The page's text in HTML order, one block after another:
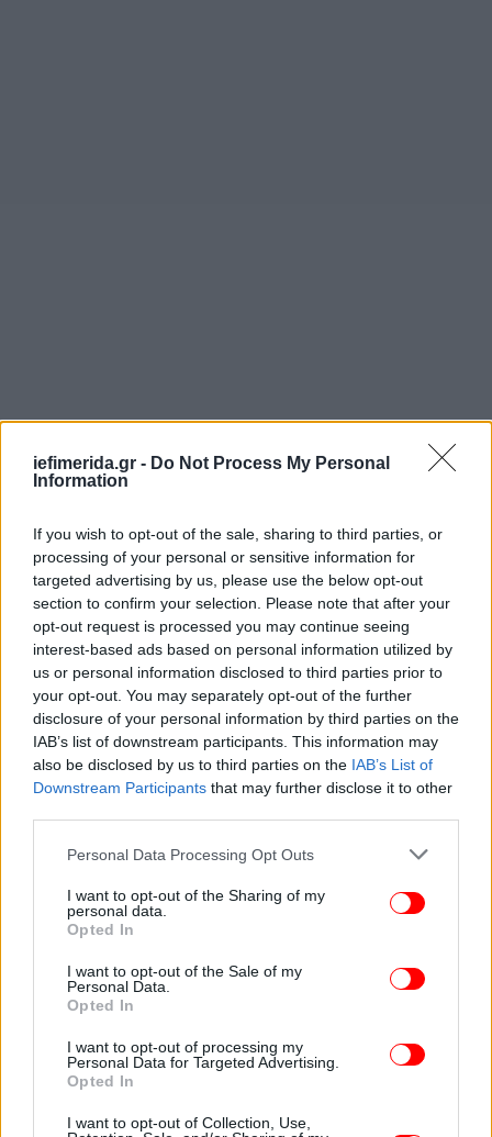
iefimerida.gr - Do Not Process My Personal
Information
If you wish to opt-out of the sale, sharing to third parties, or
processing of your personal or sensitive information for
targeted advertising by us, please use the below opt-out
section to confirm your selection. Please note that after your
opt-out request is processed you may continue seeing
interest-based ads based on personal information utilized by
us or personal information disclosed to third parties prior to
your opt-out. You may separately opt-out of the further
disclosure of your personal information by third parties on the
IAB’s list of downstream participants. This information may
also be disclosed by us to third parties on the IAB’s List of
Downstream Participants that may further disclose it to other
Please note that this website/app uses one or more Google
not limited to your visit or usage behaviour. You may click to
grant or deny consent to Google and its third-party tags to
use your data for below specified purposes in below Google
consent section.
Personal Data Processing Opt Outs
I want to opt-out of the Sharing of my
personal data.
Opted In
I want to opt-out of the Sale of my
Personal Data.
Opted In
I want to opt-out of processing my
Personal Data for Targeted Advertising.
Opted In
I want to opt-out of Collection, Use,
ΟΛΕΣ ΟΙ ΕΙΔΗΣΕΙΣ
Κακοκαιρία Byron: Ήχησε το 112 για την Αττική
-Έντονα καιρικά φαινόμενα έως το μεσημέρι της
αρπαγή και ληστεία -Η ΕΛΑΣ ψάχνει άτομα από το
περιβάλλον του
Οδ. Κωνσταντινόπουλος στο «Πρόσωπο με πρόσωπο»:
λέει για Ανδρουλάκη